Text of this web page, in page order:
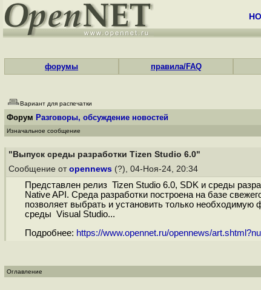
форумы правила/FAQ
Вариант для распечатки
Форум Разговоры, обсуждение новостей
Изначальное сообщение
"Выпуск среды разработки Tizen Studio 6.0"
Сообщение от opennews (?), 04-Ноя-24, 20:34
Представлен релиз Tizen Studio 6.0, SDK и среды
Native API. Среда разработки построена на базе
позволяет выбрать и установить только необходимую
среды Visual Studio...
Подробнее: https://www.opennet.ru/opennews/
Оглавление